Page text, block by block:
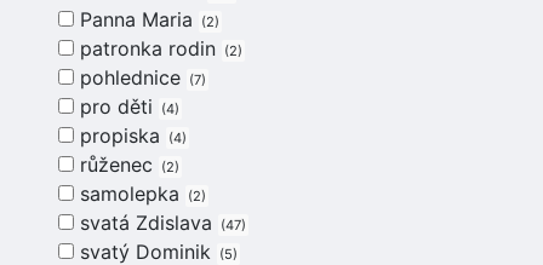
Panna Maria 2
patronka rodin 2
pohlednice 7
pro děti 4
propiska 4
růženec 2
samolepka 2
svatá Zdislava 47
svatý Dominik 5